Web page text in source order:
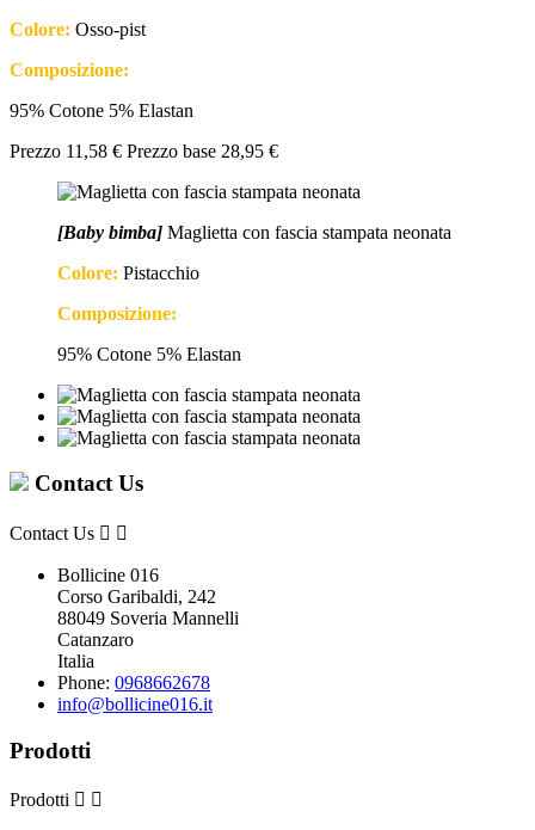
Colore: Osso-pist
Composizione:
95% Cotone 5% Elastan
Prezzo 11,58 € Prezzo base 28,95 €
[Baby bimba] Maglietta con fascia stampata neonata
Colore: Pistacchio
Composizione:
95% Cotone 5% Elastan
Contact Us
Contact Us  
Bollicine 016
Corso Garibaldi, 242
88049 Soveria Mannelli
Catanzaro
Italia
Phone: 0968662678
info@bollicine016.it
Prodotti
Prodotti  